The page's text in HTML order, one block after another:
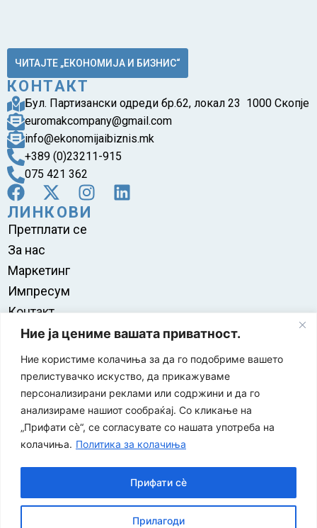
Ние ја цениме вашата приватност.
Ние користиме колачиња за да го подобриме вашето
прелистувачко искуство, да прикажуваме
персонализирани реклами или содржини и да го
анализираме нашиот сообраќај. Со кликање на
„Прифати сè“, се согласувате со нашата употреба на
колачиња. Политика за колачиња
Прилагоди
Прифати сè
ЧИТАЈТЕ „ЕКОНОМИЈА И БИЗНИС“
КОНТАКТ
Бул. Партизански одреди бр.62, локал 23 1000 Скопје
euromakcompany@gmail.com
info@ekonomijaibiznis.mk
+389 (0)23211-915
075 421 362
ЛИНКОВИ
Претплати се
За нас
Маркетинг
Импресум
Контакт
Правила на користење
за заштита на печатени медиуми